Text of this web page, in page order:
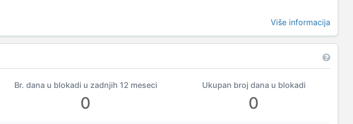
Više informacija
Br. dana u blokadi u zadnjih 12 meseci
0
Ukupan broj dana u blokadi
0